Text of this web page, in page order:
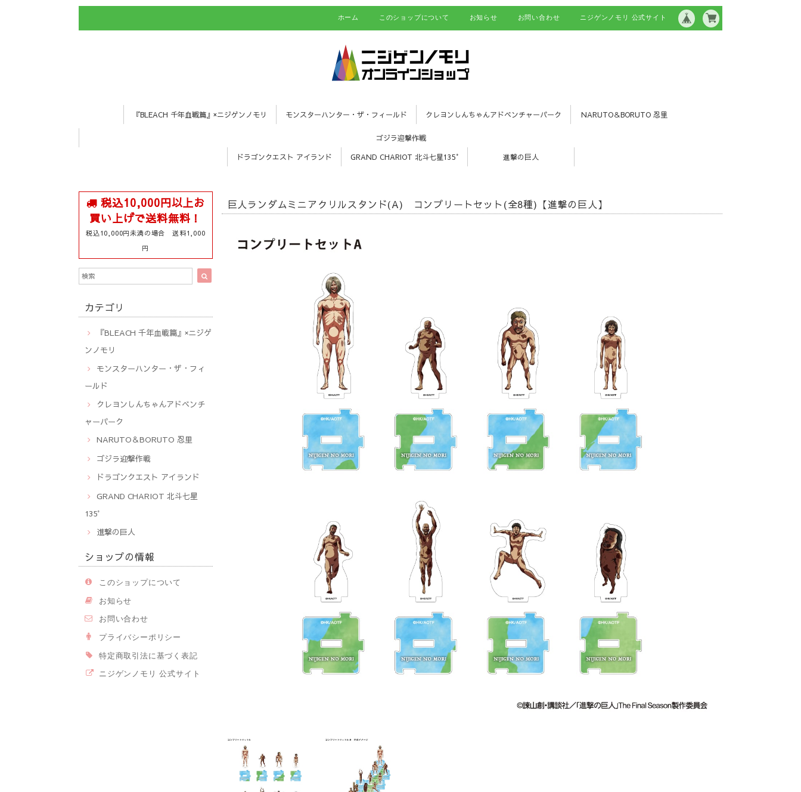
ホーム このショップについて お知らせ お問い合わせ ニジゲンノモリ 公式サイト
『BLEACH 千年血戦篇』×ニジゲンノモリ モンスターハンター・ザ・フィールド クレヨンしんちゃんアドベンチャーパーク NARUTO＆BORUTO 忍里
ゴジラ迎撃作戦
ドラゴンクエスト アイランド
GRAND CHARIOT 北斗七星135° 進撃の巨人
税込10,000円以上お
買い上げで送料無料！
税込10,000円未満の場合 送料1,000
円
カテゴリ
『BLEACH 千年血戦篇』×ニジゲ
ンノモリ
モンスターハンター・ザ・フィ
ールド
クレヨンしんちゃんアドベンチ
ャーパーク
NARUTO＆BORUTO 忍里
ゴジラ迎撃作戦
ドラゴンクエスト アイランド
GRAND CHARIOT 北斗七星
135°
進撃の巨人
ショップの情報
このショップについて
お知らせ
お問い合わせ
プライバシーポリシー
特定商取引法に基づく表記
ニジゲンノモリ 公式サイト
巨人ランダムミニアクリルスタンド(A) コンプリートセット(全8種)【進撃の巨人】